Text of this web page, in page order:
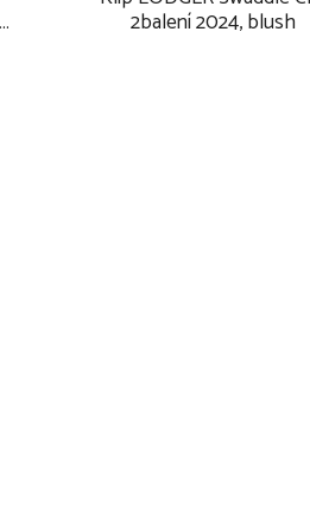
2balení 2024, blush